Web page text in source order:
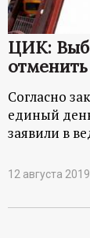
ЦИК:
Согласно
единый
заявили в
12 августа